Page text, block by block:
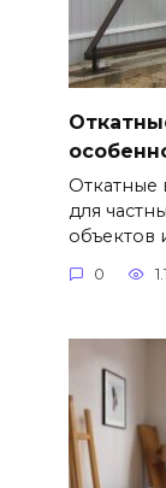
для
объектов
0